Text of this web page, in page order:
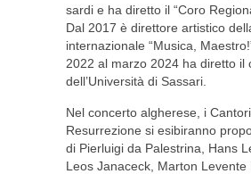
sardi e ha diretto il “Coro
Dal 2017 è direttore artistico
internazionale “Musica,
2022 al marzo 2024 ha diretto il
dell’Università di Sassari.
Nel concerto algherese, i
Resurrezione si esibiranno
di Pierluigi da Palestrina, Hans
Leos Janaceck, Marton Levente